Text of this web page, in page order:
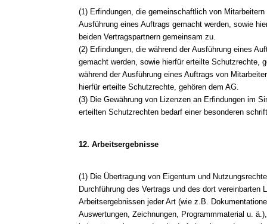
(1) Erfindungen, die gemeinschaftlich von
Ausführung eines Auftrags gemacht werden, sowie
beiden Vertragspartnern gemeinsam zu.
(2) Erfindungen, die während der Ausführung eines
gemacht werden, sowie hierfür erteilte Schutzrechte,
während der Ausführung eines Auftrags von
hierfür erteilte Schutzrechte, gehören dem AG.
(3) Die Gewährung von Lizenzen an Erfindungen im
erteilten Schutzrechten bedarf einer besonderen
12. Arbeitsergebnisse
(1) Die Übertragung von Eigentum und
Durchführung des Vertrags und des dort vereinbarten
Arbeitsergebnissen jeder Art (wie z.B.
Auswertungen, Zeichnungen, Programmmaterial u.